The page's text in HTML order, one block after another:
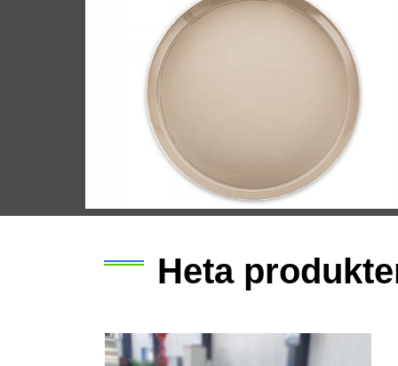
fordonssektorn.
Heta